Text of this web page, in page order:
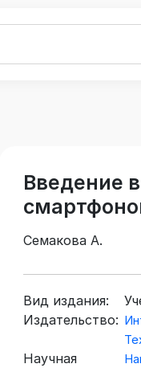
Введение
Семакова А.
Вид издания:
Издательство:
Научная